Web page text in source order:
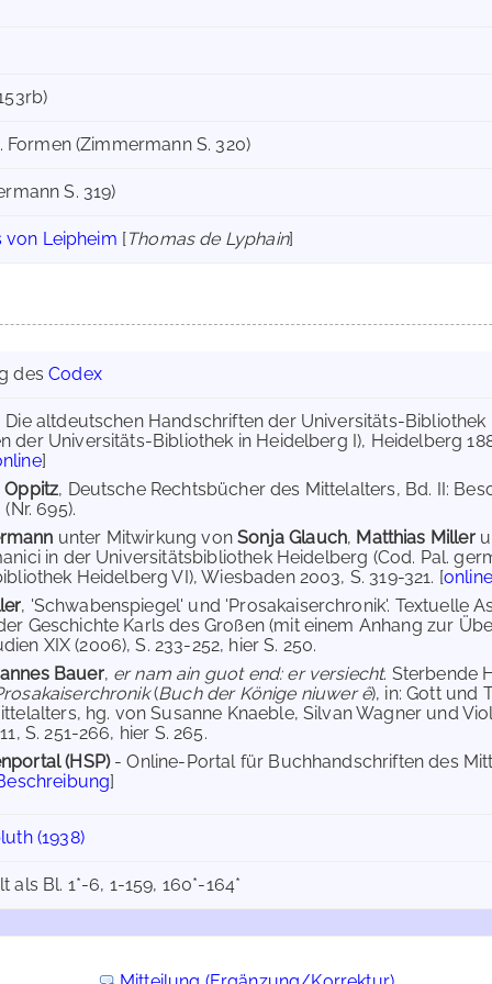
(Zimmermann S. 320)
S. 319)
von Leipheim [Thomas de Lyphain]
desCodex
Die altdeutschen Handschriften der Universitäts-
der Universitäts-Bibliothek in Heidelberg I), Heidelberg
]
, Deutsche Rechtsbücher des Mittelalters, Bd. II:
695).
unter Mitwirkung vonSonja Glauch, Matthias Miller
in der Universitätsbibliothek Heidelberg (Cod. Pal.
Heidelberg VI), Wiesbaden 2003, S. 319-321. [online
, 'Schwabenspiegel' und 'Prosakaiserchronik'. Textuelle
Geschichte Karls des Großen (mit einem Anhang zur
XIX (2006), S. 233-252, hier S. 250.
Bauer, er nam ain guot end: er versiecht. Sterbende
(Buch der Könige niuwer ê), in: Gott und
hg. von Susanne Knaeble, Silvan Wagner und
S. 251-266, hier S. 265.
(HSP)- Online-Portal für Buchhandschriften des
]
(1938)
als Bl. 1*-6, 1-159, 160*-164*